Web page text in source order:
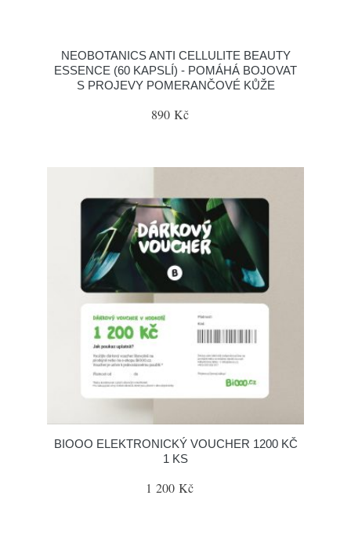
NEOBOTANICS ANTI CELLULITE BEAUTY
ESSENCE (60 KAPSLÍ) - POMÁHÁ BOJOVAT
S PROJEVY POMERANČOVÉ KŮŽE
890 Kč
BIOOO ELEKTRONICKÝ VOUCHER 1200 KČ
1 KS
1 200 Kč